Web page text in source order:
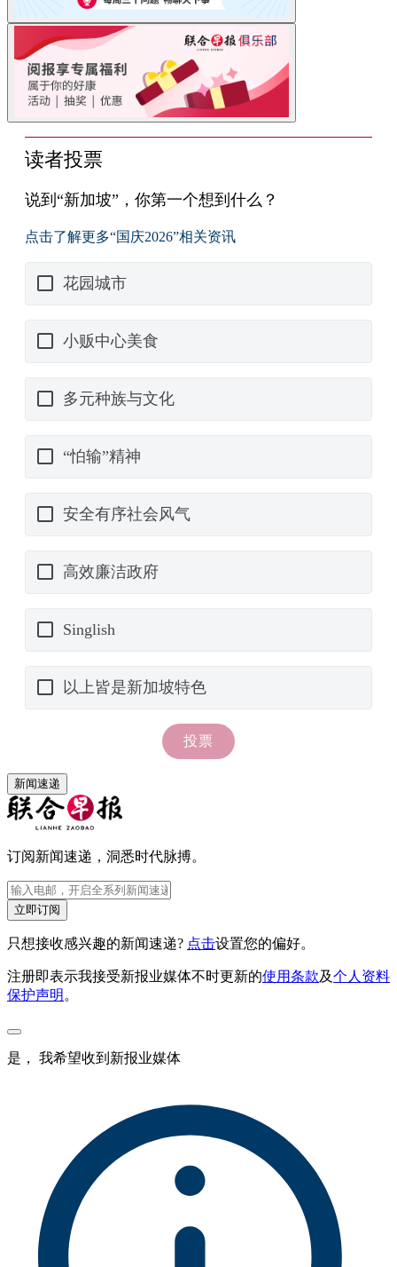
新闻速递
订阅新闻速递，洞悉时代脉搏。
立即订阅
只想接收感兴趣的新闻速递? 点击设置您的偏好。
注册即表示我接受新报业媒体不时更新的使用条款及个人资料
保护声明 。
是， 我希望收到新报业媒体